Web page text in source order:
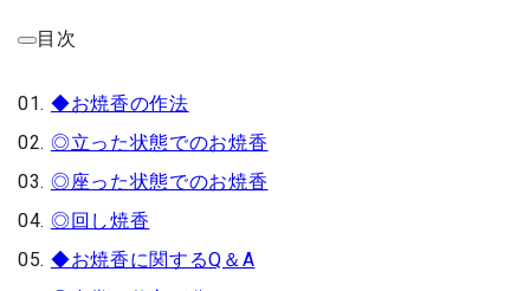
目次
◆お焼香の作法
◎立った状態でのお焼香
◎座った状態でのお焼香
◎回し焼香
◆お焼香に関するQ＆A